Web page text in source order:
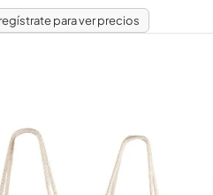
para ver precios